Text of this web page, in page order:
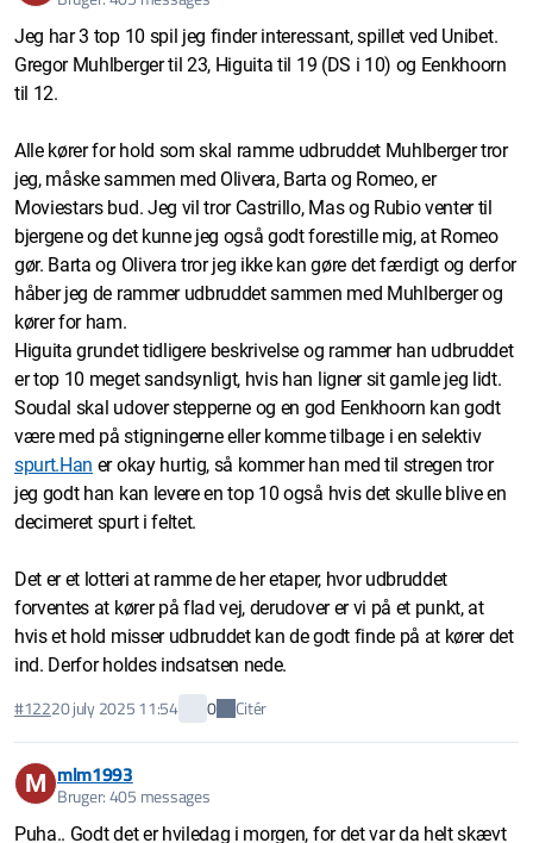
Jeg har 3 top 10 spil jeg finder interessant, spillet ved Unibet.
Gregor Muhlberger til 23, Higuita til 19 (DS i 10) og Eenkhoorn
til 12.
Alle kører for hold som skal ramme udbruddet Muhlberger tror
jeg, måske sammen med Olivera, Barta og Romeo, er
Moviestars bud. Jeg vil tror Castrillo, Mas og Rubio venter til
bjergene og det kunne jeg også godt forestille mig, at Romeo
gør. Barta og Olivera tror jeg ikke kan gøre det færdigt og derfor
håber jeg de rammer udbruddet sammen med Muhlberger og
kører for ham.
Higuita grundet tidligere beskrivelse og rammer han udbruddet
er top 10 meget sandsynligt, hvis han ligner sit gamle jeg lidt.
Soudal skal udover stepperne og en god Eenkhoorn kan godt
være med på stigningerne eller komme tilbage i en selektiv
spurt.Han er okay hurtig, så kommer han med til stregen tror
jeg godt han kan levere en top 10 også hvis det skulle blive en
decimeret spurt i feltet.
Det er et lotteri at ramme de her etaper, hvor udbruddet
forventes at kører på flad vej, derudover er vi på et punkt, at
hvis et hold misser udbruddet kan de godt finde på at kører det
ind. Derfor holdes indsatsen nede.
#12220 july 2025 11:54 0 Citér
M mlm1993
Bruger: 405 messages
Puha.. Godt det er hviledag i morgen, for det var da helt skævt